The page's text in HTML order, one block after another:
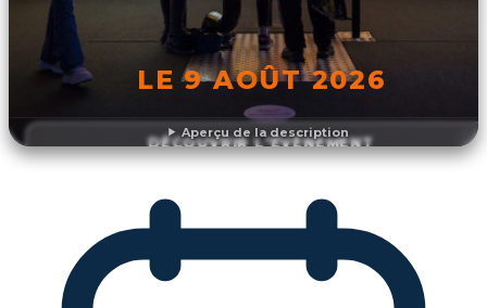
Aperçu de la description
LE 9 AOÛT 2026
DÉCOUVRIR L'ÉVÉNEMENT